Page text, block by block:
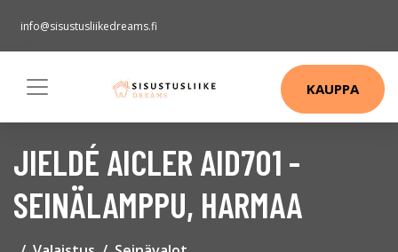
info@sisustusliikedreams.fi
KAUPPA
JIELDÉ AICLER AID701 -
SEINÄLAMPPU, HARMAA